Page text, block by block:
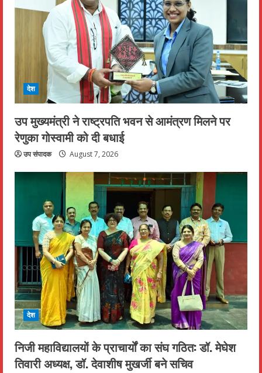
देश
उप मुख्यमंत्री ने राष्ट्रपति भवन से आमंत्रण मिलने पर
रेणुका गोस्वामी को दी बधाई
उप संपादक August 7, 2026
देश
निजी महाविद्यालयों के प्राचार्यों का संघ गठित: डॉ. मेघेश
तिवारी अध्यक्ष, डॉ. देवाशीष मुखर्जी बने सचिव